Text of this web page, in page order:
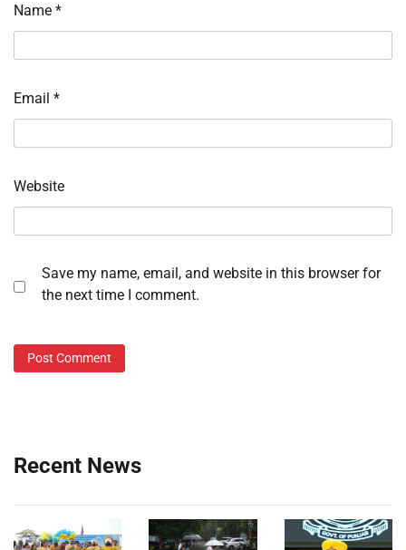
Name *
Email *
Website
Save my name, email, and website in this browser for
the next time I comment.
Recent News